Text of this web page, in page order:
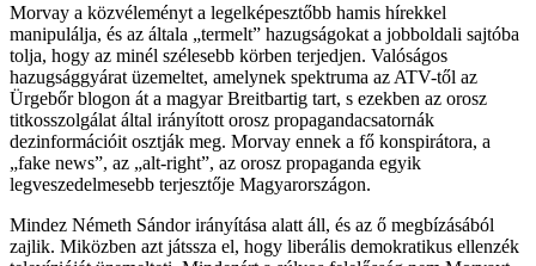
Morvay a közvéleményt a legelképesztőbb hamis hírekkel
manipulálja, és az általa „termelt” hazugságokat a jobboldali sajtóba
tolja, hogy az minél szélesebb körben terjedjen. Valóságos
hazugsággyárat üzemeltet, amelynek spektruma az ATV-től az
Ürgebőr blogon át a magyar Breitbartig tart, s ezekben az orosz
titkosszolgálat által irányított orosz propagandacsatornák
dezinformációit osztják meg. Morvay ennek a fő konspirátora, a
„fake news”, az „alt-right”, az orosz propaganda egyik
legveszedelmesebb terjesztője Magyarországon.
Mindez Németh Sándor irányítása alatt áll, és az ő megbízásából
zajlik. Miközben azt játssza el, hogy liberális demokratikus ellenzék